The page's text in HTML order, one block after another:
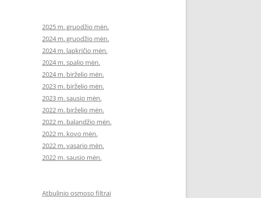
2025 m. gruodžio mėn.
2024 m. gruodžio mėn.
2024 m. lapkričio mėn.
2024 m. spalio mėn.
2024 m. birželio mėn.
2023 m. birželio mėn.
2023 m. sausio mėn.
2022 m. birželio mėn.
2022 m. balandžio mėn.
2022 m. kovo mėn.
2022 m. vasario mėn.
2022 m. sausio mėn.
Atbulinio osmoso filtrai